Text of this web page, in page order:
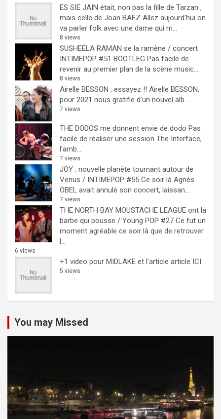
ES SIE JAIN était, non pas la fille de Tarzan ,
mais celle de Joan BAEZ Allez aujourd'hui on
va parler folk avec une dame qui m...
8 views
SUSHEELA RAMAN se la ramène / concert
INTIMEPOP #51 BOOTLEG Pas facile de
revenir au premier plan de la scène music...
8 views
Airelle BESSON , essayez !! Airelle BESSON,
pour 2021 nous gratifie d'un nouvel alb...
7 views
THE DODOS me donnent envie de dodo Pas
facile de réaliser une session The Interface,
l'amb...
7 views
JOY : nouvelle planète tournant autour de
Venus / INTIMEPOP #55 Ce soir là Agnès
OBEL avait annulé son concert, laissan...
7 views
THE NORTH BAY MOUSTACHE LEAGUE ont la
barbe qui pousse / Young POP #27 Ce fut un
moment agréable ce soir là que de retrouver
l...
6 views
+1 video pour MIDLAKE et l’article article ICI
5 views
You may Missed